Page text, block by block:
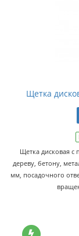
Щетка
Щетка дисковая с
дереву, бетону,
мм, посадочного